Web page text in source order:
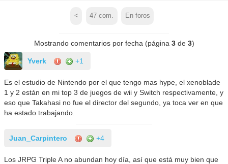
< 47 com. En foros
Mostrando comentarios por fecha (página 3de 3)
Yverk +1
Es el estudio de Nintendo por el que tengo mas hype, el xenoblade
1 y 2 están en mi top 3 de juegos de wii y Switch respectivamente, y
eso que Takahasi no fue el director del segundo, ya toca ver en que
ha estado trabajando.
Juan_Carpintero +4
Los JRPG Triple A no abundan hoy día, así que está muy bien que